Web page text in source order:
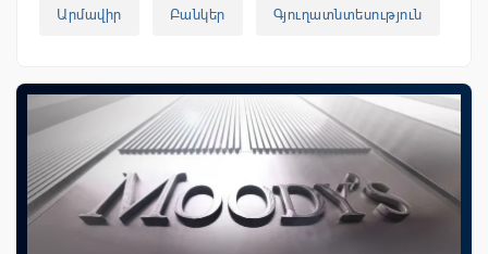
Արմավիր Բանկեր Գյուղատնտեսություն